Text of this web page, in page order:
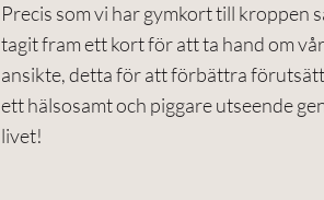
Precis som vi har gymkort till kroppen
tagit fram ett kort för att ta hand om
ansikte, detta för att förbättra
ett hälsosamt och piggare utseende
livet!